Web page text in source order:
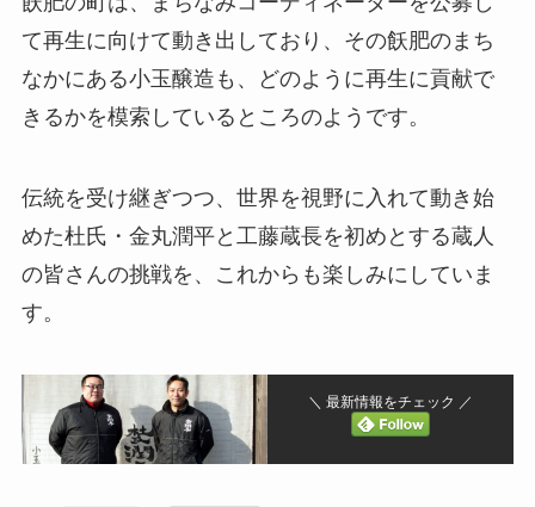
て再生に向けて動き出しており、その飫肥のまち
なかにある小玉醸造も、どのように再生に貢献で
きるかを模索しているところのようです。
伝統を受け継ぎつつ、世界を視野に入れて動き始
めた杜氏・金丸潤平と工藤蔵長を初めとする蔵人
の皆さんの挑戦を、これからも楽しみにしていま
す。
＼ 最新情報をチェック ／